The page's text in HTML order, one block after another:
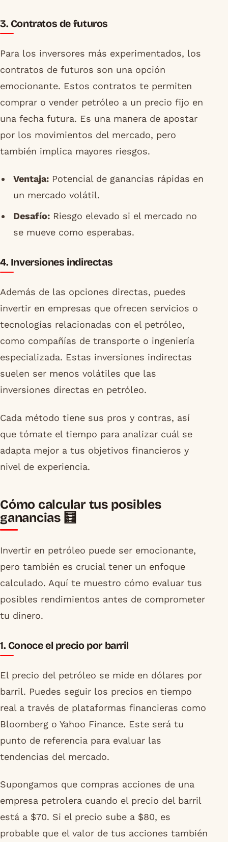
3. Contratos de futuros
Para los inversores más experimentados, los
contratos de futuros son una opción
emocionante. Estos contratos te permiten
comprar o vender petróleo a un precio fijo en
una fecha futura. Es una manera de apostar
por los movimientos del mercado, pero
también implica mayores riesgos.
Ventaja:Potencial de ganancias rápidas en
un mercado volátil.
Desafío:Riesgo elevado si el mercado no
se mueve como esperabas.
4. Inversiones indirectas
Además de las opciones directas, puedes
invertir en empresas que ofrecen servicios o
tecnologías relacionadas con el petróleo,
como compañías de transporte o ingeniería
especializada. Estas inversiones indirectas
suelen ser menos volátiles que las
inversiones directas en petróleo.
Cada método tiene sus pros y contras, así
que tómate el tiempo para analizar cuál se
adapta mejor a tus objetivos financieros y
nivel de experiencia.
Cómo calcular tus posibles
ganancias 🧮
Invertir en petróleo puede ser emocionante,
pero también es crucial tener un enfoque
calculado. Aquí te muestro cómo evaluar tus
posibles rendimientos antes de comprometer
tu dinero.
1. Conoce el precio por barril
El precio del petróleo se mide en dólares por
barril. Puedes seguir los precios en tiempo
real a través de plataformas financieras como
Bloomberg o Yahoo Finance. Este será tu
punto de referencia para evaluar las
tendencias del mercado.
Supongamos que compras acciones de una
empresa petrolera cuando el precio del barril
está a $70. Si el precio sube a $80, es
probable que el valor de tus acciones también